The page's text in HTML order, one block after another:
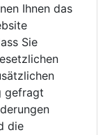
Ihnen das
Sie
gefragt
die